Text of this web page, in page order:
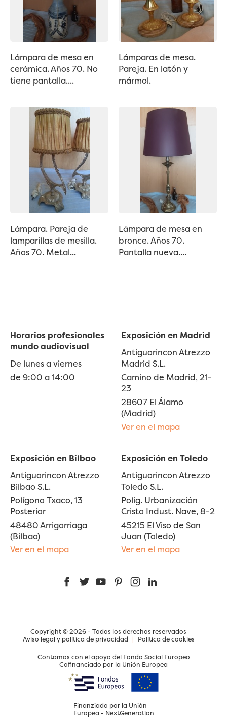
Lámpara de mesa en
cerámica. Años 70. No
tiene pantalla....
Lámparas de mesa.
Pareja. En latón y
mármol.
Lámpara. Pareja de
lamparillas de mesilla.
Años 70. Metal...
Lámpara de mesa en
bronce. Años 70.
Pantalla nueva....
Horarios profesionales
mundo audiovisual
De lunes a viernes
de 9:00 a 14:00
Exposición en Madrid
Antiguorincon Atrezzo
Madrid S.L.
Camino de Madrid, 21-
23
28607 El Álamo
(Madrid)
Ver en el mapa
Exposición en Bilbao
Antiguorincon Atrezzo
Bilbao S.L.
Polígono Txaco, 13
Posterior
48480 Arrigorriaga
(Bilbao)
Ver en el mapa
Exposición en Toledo
Antiguorincon Atrezzo
Toledo S.L.
Polig. Urbanización
Cristo Indust. Nave, 8-2
45215 El Viso de San
Juan (Toledo)
Ver en el mapa
FacebookTwitterYouTubePinterestInstagram
Copyright © 2026 - Todos los derechos reservados
Aviso legal y política de privacidad | Política de cookies
Contamos con el apoyo del Fondo Social Europeo
Cofinanciado por la Unión Europea
Finanziado por la Unión
Europea - NextGeneration